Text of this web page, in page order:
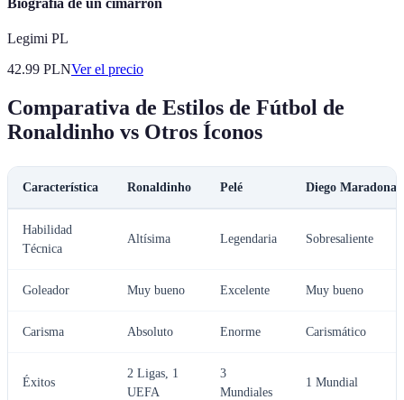
Legimi PL
42.99 PLNVer el precio
Comparativa de Estilos de Fútbol de
Ronaldinho vs Otros Íconos
Característica Ronaldinho Pelé Diego Maradona
Habilidad
Técnica
Altísima Legendaria Sobresaliente
Goleador Muy bueno Excelente Muy bueno
Carisma Absoluto Enorme Carismático
Éxitos
2 Ligas, 1
UEFA
3
Mundiales
1 Mundial